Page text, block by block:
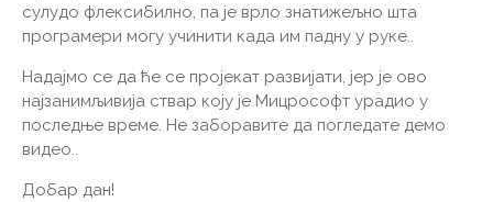
сулудо флексибилно, па је врло знатижељно шта
програмери могу учинити када им падну у руке..
Надајмо се да ће се пројекат развијати, јер је ово
најзанимљивија ствар коју је Мицрософт урадио у
последње време. Не заборавите да погледате демо
видео..
Добар дан!